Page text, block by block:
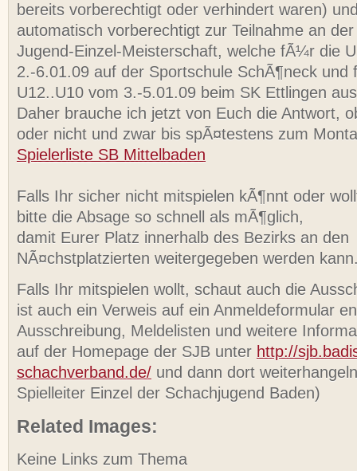
bereits vorberechtigt oder verhindert waren)
automatisch vorberechtigt zur Teilnahme an
Jugend-Einzel-Meisterschaft, welche fÃ¼r die
2.-6.01.09 auf der Sportschule SchÃ¶neck und
U12..U10 vom 3.-5.01.09 beim SK Ettlingen
Daher brauche ich jetzt von Euch die Antwort,
oder nicht und zwar bis spÃ¤testens zum
Spielerliste SB Mittelbaden
Falls Ihr sicher nicht mitspielen kÃ¶nnt oder
bitte die Absage so schnell als mÃ¶glich,
damit Eurer Platz innerhalb des Bezirks an den
NÃ¤chstplatzierten weitergegeben werden
Falls Ihr mitspielen wollt, schaut auch die
ist auch ein Verweis auf ein Anmeldeformular
Ausschreibung, Meldelisten und weitere
auf der Homepage der SJB unter http://
schachverband.de/ und dann dort
Spielleiter Einzel der Schachjugend Baden)
Related Images:
Keine Links zum Thema